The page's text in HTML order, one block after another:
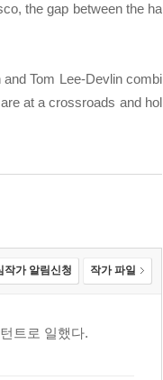
the gap between the ha
Tom Lee-Devlin combi
at a crossroads and hol
작가 알림신청 작가 파일
트로 일했다.